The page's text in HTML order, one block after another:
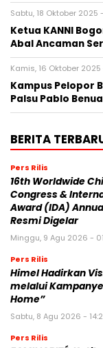
Sabtu, 18 Oktober 2025
Ketua KANNI
Abal Ancaman
Kamis, 16 Oktober 2025
Kampus Pelopor
Palsu Pablo
BERITA
Pers Rilis
16th Worldwide
Congress &
Award (IDA)
Resmi Digelar
Minggu, 9 Agu 2026 -
Pers Rilis
Himel Hadirkan
melalui
Home”
Sabtu, 8 Agu 2026 -
Pers Rilis